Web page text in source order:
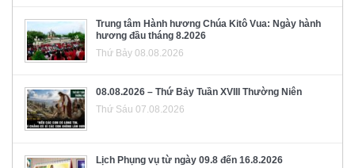
Trung tâm Hành hương Chúa Kitô Vua: Ngày hành
hương đầu tháng 8.2026
Thứ Bảy 08.08.2026
08.08.2026 – Thứ Bảy Tuần XVIII Thường Niên
Thứ Sáu 07.08.2026
Lịch Phụng vụ từ ngày 09.8 đến 16.8.2026